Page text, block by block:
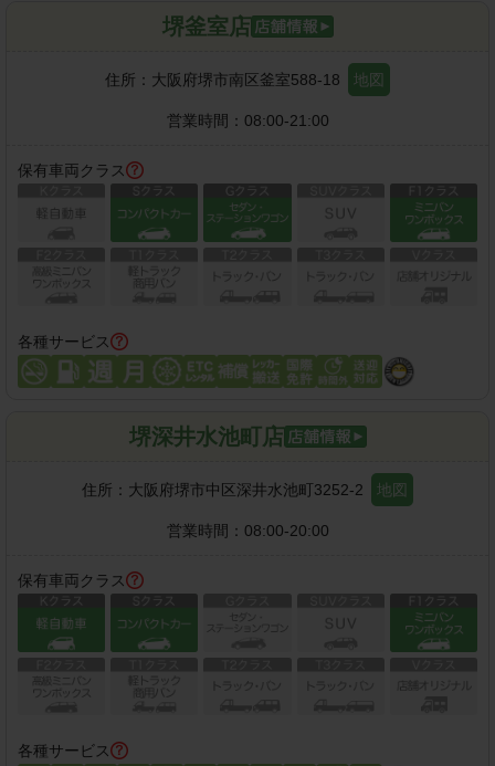
堺釜室店
住所： 大阪府堺市南区釜室588-18 地図
営業時間： 08:00-21:00
保有車両クラス
各種サービス
堺深井水池町店
住所： 大阪府堺市中区深井水池町3252-2 地図
営業時間： 08:00-20:00
保有車両クラス
各種サービス